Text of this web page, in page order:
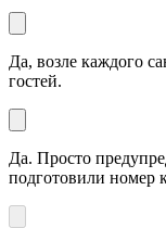
Да, возле каждого
гостей.
Да. Просто
подготовили